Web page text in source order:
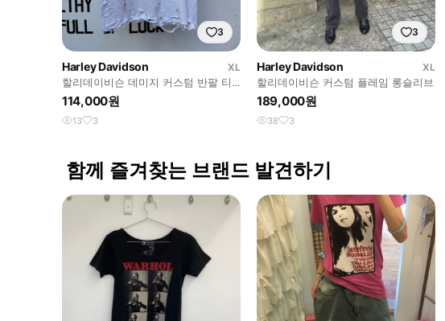
3
Harley Davidson
XL
할리데이비슨 데미지 커스텀 반팔 티
셔츠
114,000원
13 3
3
Harley Davidson
XL
할리데이비슨 커스텀 플레임 롱슬리브
189,000원
38 3
함께 즐겨찾는 브랜드 발견하기